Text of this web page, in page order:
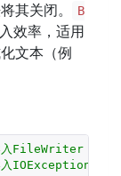
其关闭。
B
效率，适用
文本（例
FileWriter
IOException